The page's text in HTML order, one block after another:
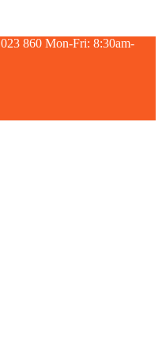
860 Mon-Fri: 8:30am-